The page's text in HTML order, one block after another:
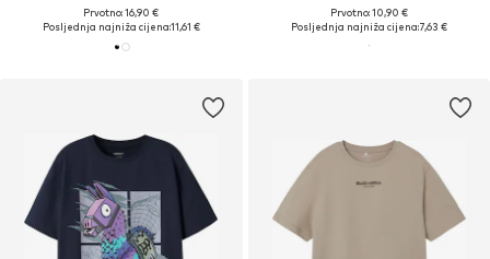
Prvotno: 16,90 €
Posljednja najniža cijena:11,61 €
Prvotno: 10,90 €
Posljednja najniža cijena:7,63 €